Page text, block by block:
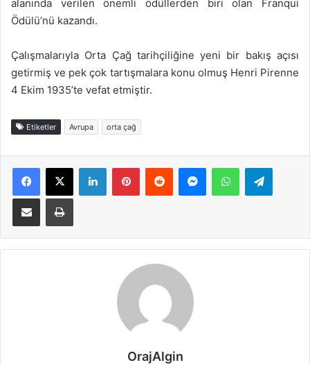
alanında verilen önemli ödüllerden biri olan Franqui
Ödülü’nü kazandı.
Çalışmalarıyla Orta Çağ tarihçiliğine yeni bir bakış açısı
getirmiş ve pek çok tartışmalara konu olmuş Henri Pirenne
4 Ekim 1935’te vefat etmiştir.
Etiketler Avrupa orta çağ
Facebook
X LinkedInPinterestReddit MessengerWhatsApp
E-Posta ile paylaş Yazdır
OrajAlgin